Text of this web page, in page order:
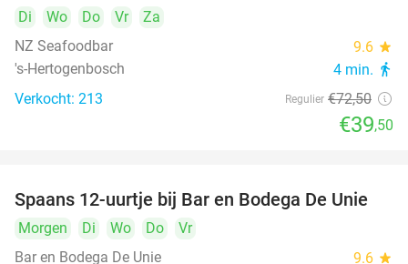
Di Wo Do Vr
Za
NZ Seafoodbar
9.6 star
's-Hertogenbosch 4 min. directions_walk
Verkocht: 213 Regulier €72,50
€39,50
42%
Spaans 12-uurtje bij Bar en Bodega De Unie
Morgen Di Wo Do
Vr
Bar en Bodega De Unie
9.6 star